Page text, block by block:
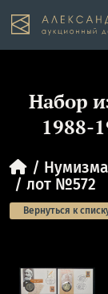
Набор
1988-
лот №572
Вернуться к